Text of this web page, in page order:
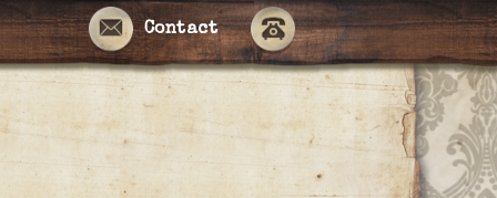
Contact